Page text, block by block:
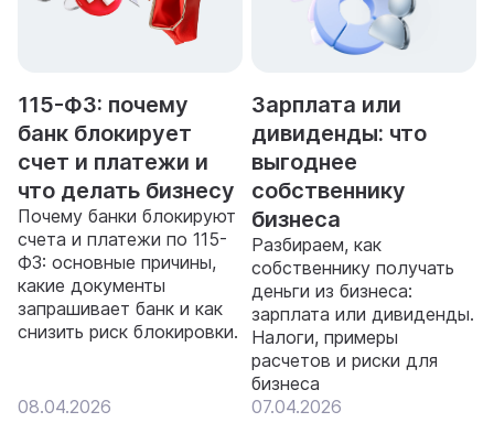
115-ФЗ: почему
банк блокирует
счет и платежи и
что делать бизнесу
Почему банки блокируют
счета и платежи по 115-
ФЗ: основные причины,
какие документы
запрашивает банк и как
снизить риск блокировки.
08.04.2026
Зарплата или
дивиденды: что
выгоднее
собственнику
бизнеса
Разбираем, как
собственнику получать
деньги из бизнеса:
зарплата или дивиденды.
Налоги, примеры
расчетов и риски для
бизнеса
07.04.2026